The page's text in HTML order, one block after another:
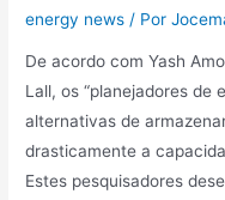
de
energy news / Por
De acordo com Yash
Lall, os “planejadores de
alternativas de
drasticamente a
Estes pesquisadores